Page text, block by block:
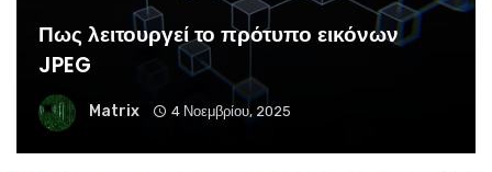
Πως λειτουργεί το πρότυπο εικόνων
JPEG
Matrix 4 Νοεμβρίου, 2025